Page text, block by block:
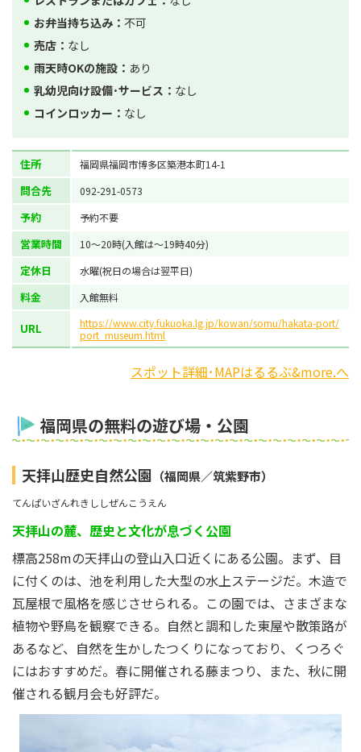
お弁当持ち込み： 不可
売店： なし
雨天時OKの施設： あり
乳幼児向け設備･サービス： なし
コインロッカー： なし
住所 福岡県福岡市博多区築港本町14-1
問合先 092-291-0573
予約 予約不要
営業時間 10～20時(入館は～19時40分)
定休日 水曜(祝日の場合は翌平日)
料金 入館無料
URL
https://www.city.fukuoka.lg.jp/kowan/somu/hakata-port/
port_museum.html
スポット詳細･MAPはるるぶ&more.へ
福岡県の無料の遊び場・公園
天拝山歴史自然公園 （福岡県／筑紫野市）
てんぱいざんれきししぜんこうえん
天拝山の麓、歴史と文化が息づく公園
標高258mの天拝山の登山入口近くにある公園。まず、目
に付くのは、池を利用した大型の水上ステージだ。木造で
瓦屋根で風格を感じさせられる。この園では、さまざまな
植物や野鳥を観察できる。自然と調和した東屋や散策路が
あるなど、自然を生かしたつくりになっており、くつろぐ
にはおすすめだ。春に開催される藤まつり、また、秋に開
催される観月会も好評だ。